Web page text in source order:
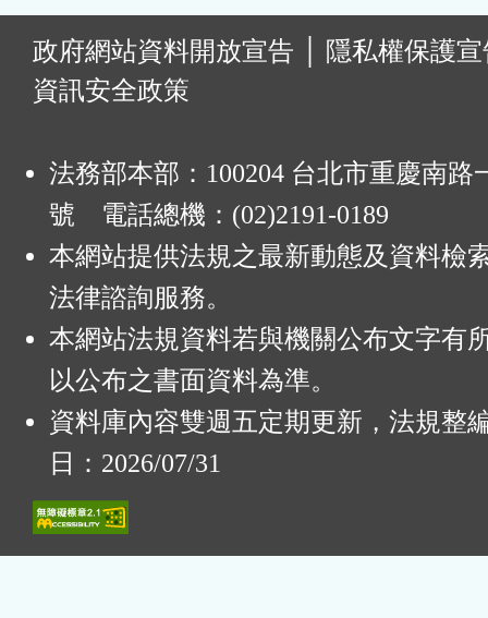
政府網站資料開放宣告
隱私權保護
資訊安全政策
法務部本部：100204 台北市重慶南路
號 電話總機：(02)2191-0189
本網站提供法規之最新動態及資料檢
法律諮詢服務。
本網站法規資料若與機關公布文字有
以公布之書面資料為準。
資料庫內容雙週五定期更新，法規整
日：2026/07/31